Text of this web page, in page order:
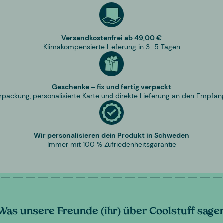
Versandkostenfrei ab 49,00 €
Klimakompensierte Lieferung in 3–5 Tagen
Geschenke – fix und fertig verpackt
personalisierte Karte und direkte Lieferung an den
Wir personalisieren dein Produkt in Schweden
Immer mit 100 % Zufriedenheitsgarantie
unsere Freunde (ihr) über Coolstuff